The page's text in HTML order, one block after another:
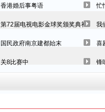
香港婚后事粤语 忙
第72届电视电影金球奖颁奖典礼 我
国民政府南京建都始末 喜
关8比赛中 锋